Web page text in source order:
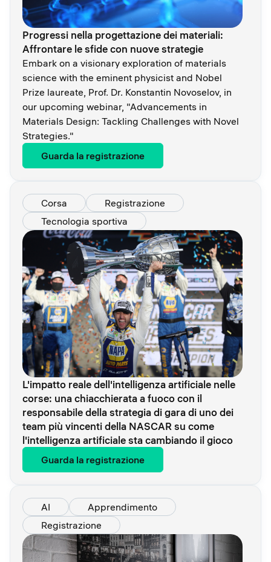
Progressi nella progettazione dei materiali:
Affrontare le sfide con nuove strategie
Embark on a visionary exploration of materials
science with the eminent physicist and Nobel
Prize laureate, Prof. Dr. Konstantin Novoselov, in
our upcoming webinar, "Advancements in
Materials Design: Tackling Challenges with Novel
Strategies."
Guarda la registrazione
Corsa
Registrazione
Tecnologia sportiva
L'impatto reale dell'intelligenza artificiale nelle
corse: una chiacchierata a fuoco con il
responsabile della strategia di gara di uno dei
team più vincenti della NASCAR su come
l'intelligenza artificiale sta cambiando il gioco
Guarda la registrazione
AI
Apprendimento
Registrazione